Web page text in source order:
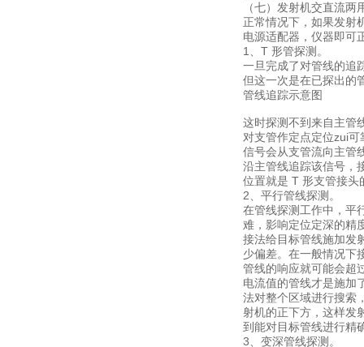
（七）发射机交直流两
正常情况下，如果发射
电源适配器，仪器即可
1、T 形管探测。
一旦完成了对管线的追
但这一次是在已探出的
管线追踪示意图
这时探测不到来自主管
对支管作定点定位zui
信号会从支管流向主管
沿主管线追踪该信号，
位置就是 T 形支管接头
2、平行管线探测。
在管线探测工作中，平
难，影响定位定深的精
接法给目标管线施加发
少偏差。在一般情况下
管线的响应就可能会超
电流值的管线才是施加
法对整个区域进行搜索
射机的正下方，这样发
到能对目标管线进行精
3、变深管线探测。